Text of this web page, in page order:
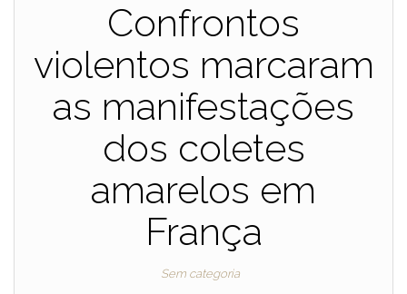
Confrontos
violentos marcaram
as manifestações
dos coletes
amarelos em
França
Sem categoria